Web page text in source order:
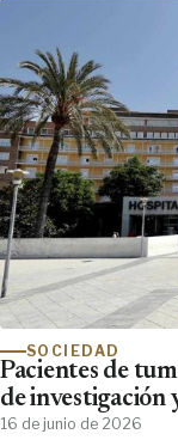
SOCIEDAD
Pacientes de
de investigación
16 de junio de 2026